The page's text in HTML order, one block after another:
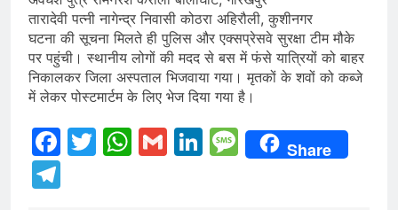
तारादेवी पत्नी नागेन्द्र निवासी कोठरा अहिरौली, कुशीनगर
घटना की सूचना मिलते ही पुलिस और एक्सप्रेसवे सुरक्षा टीम मौके
पर पहुंची। स्थानीय लोगों की मदद से बस में फंसे यात्रियों को बाहर
निकालकर जिला अस्पताल भिजवाया गया। मृतकों के शवों को कब्जे
में लेकर पोस्टमार्टम के लिए भेज दिया गया है।
Facebook
Twitter
WhatsApp
GmailLinkedIn
Message
Share